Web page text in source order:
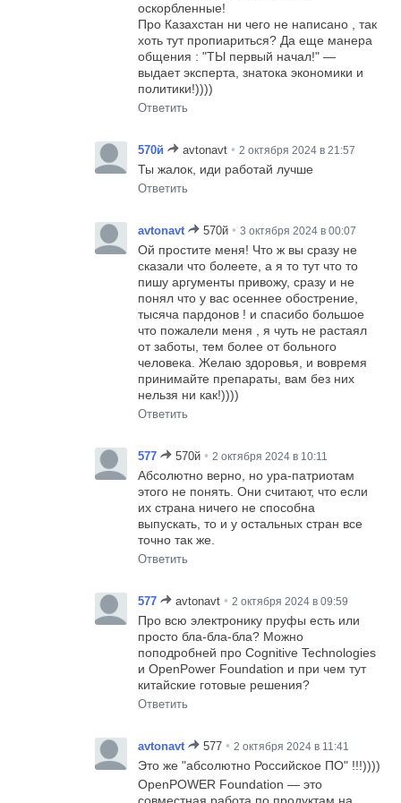
оскорбленные!
Про Казахстан ни чего не написано , так
хоть тут пропиариться? Да еще манера
общения : "ТЫ первый начал!" —
выдает эксперта, знатока экономики и
политики!))))
Ответить
570й avtonavt • 2 октября 2024 в 21:57
Ты жалок, иди работай лучше
Ответить
avtonavt 570й • 3 октября 2024 в 00:07
Ой простите меня! Что ж вы сразу не
сказали что болеете, а я то тут что то
пишу аргументы привожу, сразу и не
понял что у вас осеннее обострение,
тысяча пардонов ! и спасибо большое
что пожалели меня , я чуть не растаял
от заботы, тем более от больного
человека. Желаю здоровья, и вовремя
принимайте препараты, вам без них
нельзя ни как!))))
Ответить
577 570й • 2 октября 2024 в 10:11
Абсолютно верно, но ура-патриотам
этого не понять. Они считают, что если
их страна ничего не способна
выпускать, то и у остальных стран все
точно так же.
Ответить
577 avtonavt • 2 октября 2024 в 09:59
Про всю электронику пруфы есть или
просто бла-бла-бла? Можно
поподробней про Cognitive Technologies
и OpenPower Foundation и при чем тут
китайские готовые решения?
Ответить
avtonavt 577 • 2 октября 2024 в 11:41
Это же "абсолютно Российское ПО" !!!))))
OpenPOWER Foundation — это